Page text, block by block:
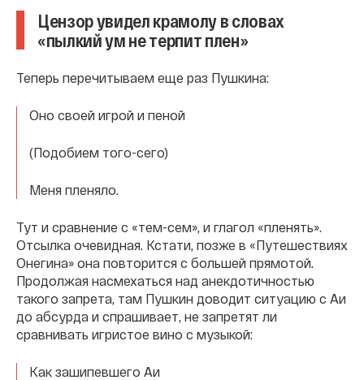
Цензор увидел крамолу в словах
«пылкий ум не терпит плен»
Теперь перечитываем еще раз Пушкина:
Оно своей игрой и пеной
(Подобием того-сего)
Меня пленяло.
Тут и сравнение с «тем-сем», и глагол «пленять».
Отсылка очевидная. Кстати, позже в «Путешествиях
Онегина» она повторится с большей прямотой.
Продолжая насмехаться над анекдотичностью
такого запрета, там Пушкин доводит ситуацию с Аи
до абсурда и спрашивает, не запретят ли
сравнивать игристое вино с музыкой:
Как зашипевшего Аи